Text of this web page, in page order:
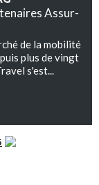
Assur-
de la mobilité
plus de vingt
s'est...